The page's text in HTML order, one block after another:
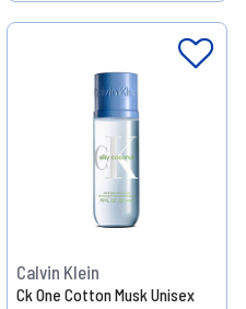
Calvin Klein
Ck One Cotton Musk Unisex